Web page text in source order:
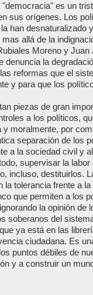
es un
sus orígenes. Los
han desnaturalizado
allá de la
Moreno y
denuncia la
reformas que el
y para que los
piezas de gran
a los políticos,
y moralmente, por
separación de los
a la sociedad civil y
supervisar la labor
incluso, destituirlos.
la tolerancia frente a
que permiten a los
la opinión de
soberanos del
ya está en las
ciudadana. Es
puntos débiles de
y a construir un